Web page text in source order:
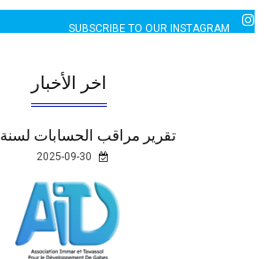
2760 LIKES
SUBSCRIBE TO OUR INSTAGRAM
اخر الأخبار
تقرير مراقب الحسابات لسنة 2024